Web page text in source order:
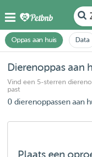
Oppas aan huis Data
Dierenoppas aan
Vind een 5-sterren
past
0 dierenoppassen aan
Plaats een